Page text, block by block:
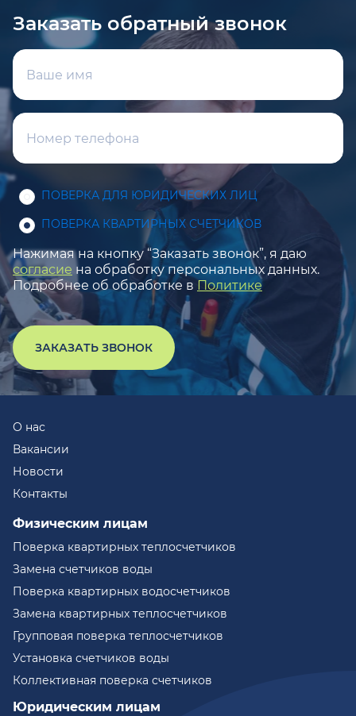
Заказать обратный звонок
ПОВЕРКА ДЛЯ ЮРИДИЧЕСКИХ ЛИЦ
ПОВЕРКА КВАРТИРНЫХ СЧЕТЧИКОВ
Нажимая на кнопку “Заказать звонок”, я даю
согласие на обработку персональных данных.
Подробнее об обработке в Политике
ЗАКАЗАТЬ ЗВОНОК
О нас
Вакансии
Новости
Контакты
Физическим лицам
Поверка квартирных теплосчетчиков
Замена счетчиков воды
Поверка квартирных водосчетчиков
Замена квартирных теплосчетчиков
Групповая поверка теплосчетчиков
Установка счетчиков воды
Коллективная поверка счетчиков
Юридическим лицам